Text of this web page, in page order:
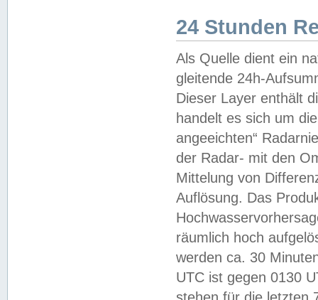
24 Stunden
Als Quelle dient ein
gleitende 24h-
Dieser Layer enthält
handelt es sich um
angeeichten“
der Radar- mit den
Mittelung von
Auflösung. Das
räumlich hoch
werden ca. 30
UTC ist gegen 0130